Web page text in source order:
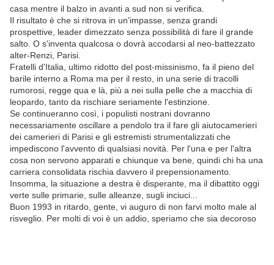
casa mentre il balzo in avanti a sud non si verifica.
Il risultato è che si ritrova in un'impasse, senza grandi
prospettive, leader dimezzato senza possibilità di fare il grande
salto. O s'inventa qualcosa o dovrà accodarsi al neo-battezzato
alter-Renzi, Parisi.
Fratelli d'Italia, ultimo ridotto del post-missinismo, fa il pieno del
barile interno a Roma ma per il resto, in una serie di tracolli
rumorosi, regge qua e là, più a nei sulla pelle che a macchia di
leopardo, tanto da rischiare seriamente l'estinzione.
Se continueranno così, i populisti nostrani dovranno
necessariamente oscillare a pendolo tra il fare gli aiutocamerieri
dei camerieri di Parisi e gli estremisti strumentalizzati che
impediscono l'avvento di qualsiasi novità. Per l'una e per l'altra
cosa non servono apparati e chiunque va bene, quindi chi ha una
carriera consolidata rischia davvero il prepensionamento.
Insomma, la situazione a destra è disperante, ma il dibattito oggi
verte sulle primarie, sulle alleanze, sugli inciuci...
Buon 1993 in ritardo, gente, vi auguro di non farvi molto male al
risveglio. Per molti di voi è un addio, speriamo che sia decoroso